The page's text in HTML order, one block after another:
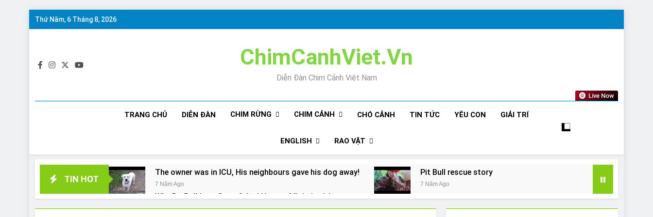
Skip
Thứ Năm, 6 Tháng 8, 2026
ChimCanhViet.Vn
Diễn Đàn Chim Cảnh Việt Nam
Live Now
TRANG CHỦ DIỄN ĐÀN CHIM RỪNG CHIM CẢNH CHÓ CẢNH TIN TỨC YÊU CON GIẢI TRÍ
ENGLISH RAO VẶT
TIN HOT
The owner was in ICU, His neighbours gave his dog away!
7 Năm Ago
Pit Bull rescue story
7 Năm Ago
Why Do Bulldogs Snore? And How to Minimize It!
7 Năm Ago